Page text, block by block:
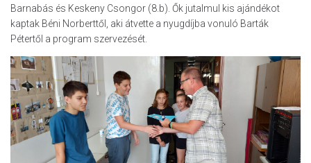
Barnabás és Keskeny Csongor (8.b). Ők jutalmul kis ajándékot
kaptak Béni Norberttől, aki átvette a nyugdíjba vonuló Barták
Pétertől a program szervezését.